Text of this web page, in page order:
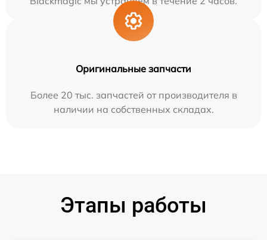
Оригинальные запчасти
Более 20 тыс. запчастей от производителя в
наличии на собственных складах.
Этапы работы